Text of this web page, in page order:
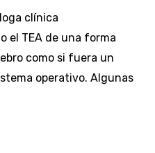
clínica
el TEA de una forma
como si fuera un
operativo. Algunas